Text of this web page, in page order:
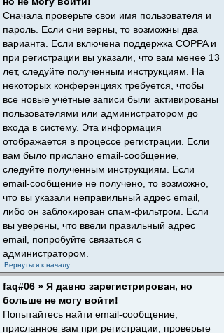
Сначала проверьте свои имя пользователя и
пароль. Если они верны, то возможны два
варианта. Если включена поддержка COPPA и
при регистрации вы указали, что вам менее 13
лет, следуйте полученным инструкциям. На
некоторых конференциях требуется, чтобы
все новые учётные записи были активированы
пользователями или администратором до
входа в систему. Эта информация
отображается в процессе регистрации. Если
вам было прислано email-сообщение,
следуйте полученным инструкциям. Если
email-сообщение не получено, то возможно,
что вы указали неправильный адрес email,
либо он заблокирован спам-фильтром. Если
вы уверены, что ввели правильный адрес
email, попробуйте связаться с
администратором.
Вернуться к началу
faq#06 » Я давно зарегистрирован, но
больше не могу войти!
Попытайтесь найти email-сообщение,
присланное вам при регистрации, проверьте